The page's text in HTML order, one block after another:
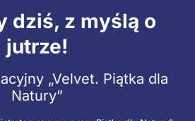
dziś, z myślą o
jutrze!
„Velvet. Piątka dla
Natury”